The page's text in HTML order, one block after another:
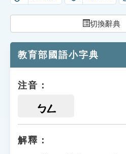
貓頭鷹博士
切換辭典
教育部國語小字典
注音：
ㄅㄥ
解釋：